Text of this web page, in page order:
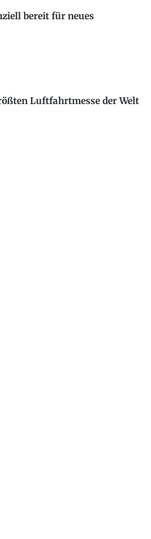
bereit für neues
Luftfahrtmesse der Welt